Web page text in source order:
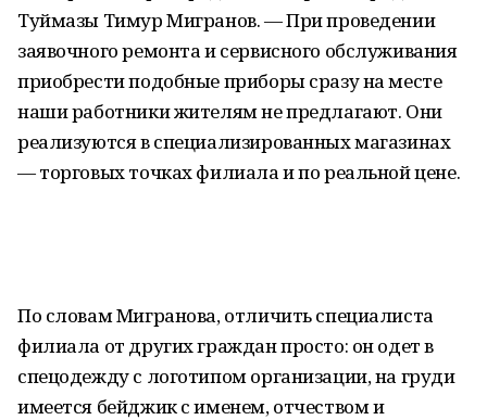
Туймазы Тимур Мигранов. — При проведении
заявочного ремонта и сервисного обслуживания
приобрести подобные приборы сразу на месте
наши работники жителям не предлагают. Они
реализуются в специализированных магазинах
— торговых точках филиала и по реальной цене.
По словам Мигранова, отличить специалиста
филиала от других граждан просто: он одет в
спецодежду с логотипом организации, на груди
имеется бейджик с именем, отчеством и